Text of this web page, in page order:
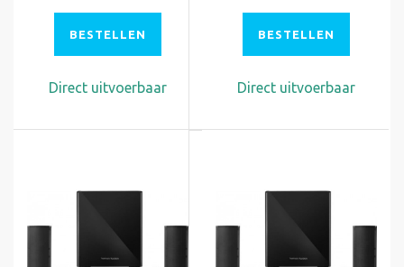
BESTELLEN
Direct uitvoerbaar
BESTELLEN
Direct uitvoerbaar